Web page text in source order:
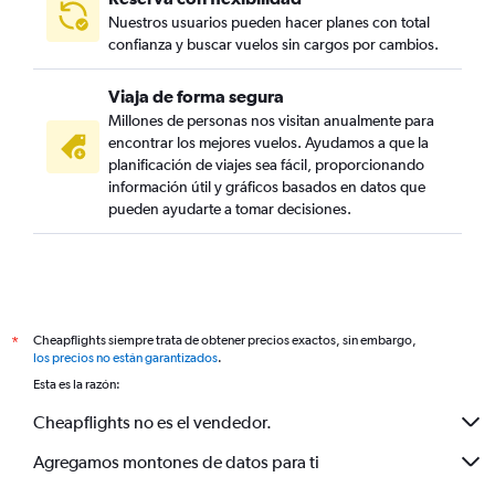
Nuestros usuarios pueden hacer planes con total
confianza y buscar vuelos sin cargos por cambios.
Viaja de forma segura
Millones de personas nos visitan anualmente para
encontrar los mejores vuelos. Ayudamos a que la
planificación de viajes sea fácil, proporcionando
información útil y gráficos basados en datos que
pueden ayudarte a tomar decisiones.
*
Cheapflights siempre trata de obtener precios exactos, sin embargo,
los precios no están garantizados.
Esta es la razón:
Cheapflights no es el vendedor.
Agregamos montones de datos para ti